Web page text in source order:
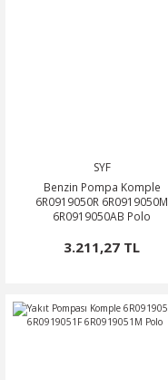
SYF
Benzin Pompa Komple
6R0919050R 6R0919050M
6R0919050AB Polo
3.211,27 TL